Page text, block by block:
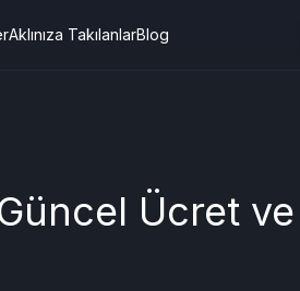
Aklınıza TakılanlarBlog
Ücret ve